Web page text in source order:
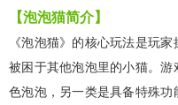
【泡泡猫简介】
《泡泡猫》的核心玩法是玩
被困于其他泡泡里的小猫。
色泡泡，另一类是具备特殊